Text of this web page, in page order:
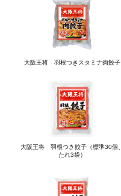
大阪王将 羽根つきスタミナ肉餃子
大阪王将 羽根つき餃子（標準30個、
たれ3袋）